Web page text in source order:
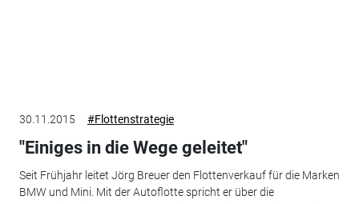
30.11.2015 #Flottenstrategie
"Einiges in die Wege geleitet"
Seit Frühjahr leitet Jörg Breuer den Flottenverkauf für die Marken
BMW und Mini. Mit der Autoflotte spricht er über die